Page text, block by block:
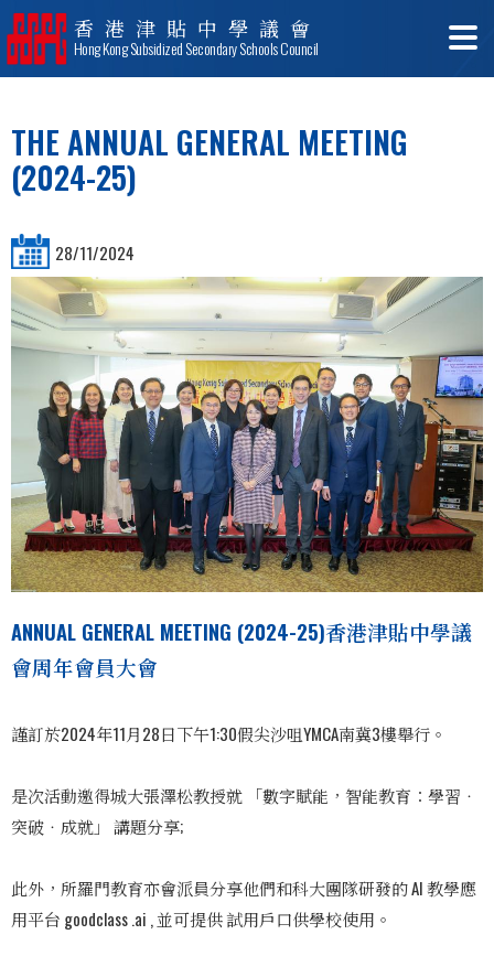
香港津貼中學議會
Hong Kong Subsidized Secondary Schools Council
THE ANNUAL GENERAL MEETING
(2024-25)
28/11/2024
ANNUAL GENERAL MEETING (2024-25)香港津貼中學議
會周年會員大會
謹訂於2024年11月28日下午1:30假尖沙咀YMCA南冀3樓舉行。
是次活動邀得城大張澤松教授就 「數字賦能，智能教育：學習‧
突破‧成就」 講題分享;
此外，所羅門教育亦會派員分享他們和科大團隊研發的 AI 教學應
用平台 goodclass .ai , 並可提供 試用戶口供學校使用。